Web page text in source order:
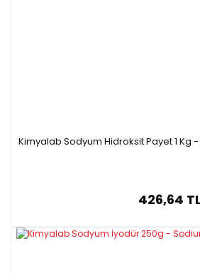
Kimyalab Sodyum Hidroksit Payet 1 Kg
426,64 TL